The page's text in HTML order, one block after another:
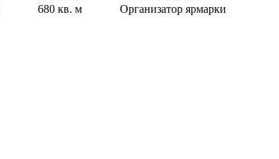
680 кв. м
Организатор ярмарки